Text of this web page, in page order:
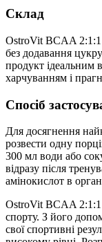
Склад
OstroVit BCAA 2:1:1
без додавання
продукт ідеальним
харчуванням і
Спосіб
Для досягнення
розвести одну
300 мл води або
відразу після
амінокислот в
OstroVit BCAA 2:1:1
спорту. З його
свої спортивні